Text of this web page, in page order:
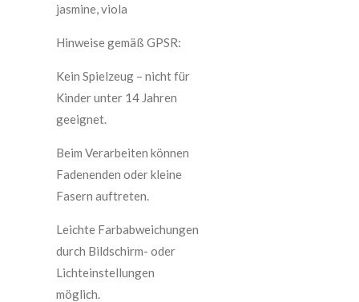
jasmine, viola
Hinweise gemäß GPSR:
Kein Spielzeug – nicht für
Kinder unter 14 Jahren
geeignet.
Beim Verarbeiten können
Fadenenden oder kleine
Fasern auftreten.
Leichte Farbabweichungen
durch Bildschirm- oder
Lichteinstellungen
möglich.